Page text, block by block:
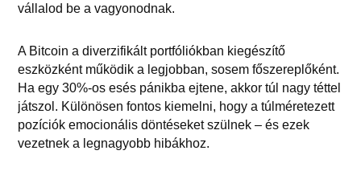
vállalod be a vagyonodnak.
A Bitcoin a diverzifikált portfóliókban kiegészítő
eszközként működik a legjobban, sosem főszereplőként.
Ha egy 30%-os esés pánikba ejtene, akkor túl nagy téttel
játszol. Különösen fontos kiemelni, hogy a túlméretezett
pozíciók emocionális döntéseket szülnek – és ezek
vezetnek a legnagyobb hibákhoz.